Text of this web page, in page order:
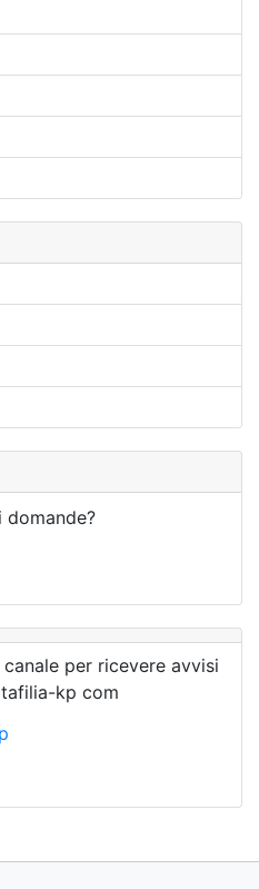
domande?
per ricevere avvisi
kp com